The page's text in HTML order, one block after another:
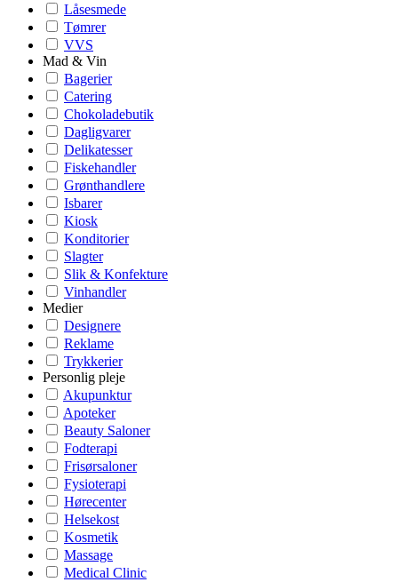
Låsesmede
Tømrer
VVS
Mad & Vin
Bagerier
Catering
Chokoladebutik
Dagligvarer
Delikatesser
Fiskehandler
Grønthandlere
Isbarer
Kiosk
Konditorier
Slagter
Slik & Konfekture
Vinhandler
Medier
Designere
Reklame
Trykkerier
Personlig pleje
Akupunktur
Apoteker
Beauty Saloner
Fodterapi
Frisørsaloner
Fysioterapi
Hørecenter
Helsekost
Kosmetik
Massage
Medical Clinic